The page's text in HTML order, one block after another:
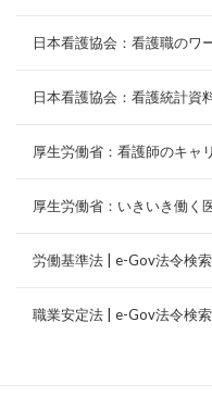
日本看護協会：看護職のワ
日本看護協会：看護統計資
厚生労働省：看護師のキャ
厚生労働省：いきいき働く
労働基準法 | e-Gov法令検索
職業安定法 | e-Gov法令検索